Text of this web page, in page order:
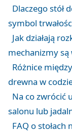
Dlaczego stół
symbol
Jak działają
mechanizmy
Różnice
drewna w
Na co zwrócić
salonu lub
FAQ o